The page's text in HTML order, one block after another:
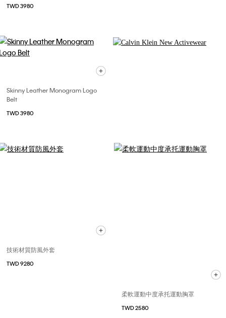
TWD 3980
Skinny Leather Monogram Logo
Belt
TWD 3980
技術材質防風外套
TWD 9280
柔軟運動中度承托運動胸罩
TWD 2580